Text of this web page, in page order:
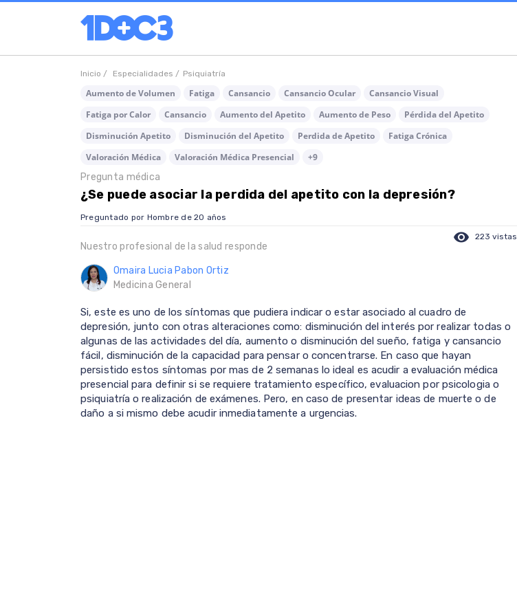
Inicio / Especialidades / Psiquiatría
Aumento de Volumen Fatiga Cansancio Cansancio Ocular
Cansancio Visual
Fatiga por Calor
Cansancio Aumento del Apetito Aumento de Peso
Pérdida del Apetito
Disminución Apetito
Disminución del Apetito Perdida de Apetito
Fatiga Crónica
Valoración Médica
Valoración Médica Presencial
+9
Pregunta médica
¿Se puede asociar la perdida del apetito con la depresión?
Preguntado por Hombre de 20 años
visibility 223 vistas
Nuestro profesional de la salud responde
Omaira Lucia Pabon Ortiz
Medicina General
Si, este es uno de los síntomas que pudiera indicar o estar asociado al cuadro de
depresión, junto con otras alteraciones como: disminución del interés por realizar todas o
algunas de las actividades del día, aumento o disminución del sueño, fatiga y cansancio
fácil, disminución de la capacidad para pensar o concentrarse. En caso que hayan
persistido estos síntomas por mas de 2 semanas lo ideal es acudir a evaluación médica
presencial para definir si se requiere tratamiento específico, evaluacion por psicologia o
psiquiatría o realización de exámenes. Pero, en caso de presentar ideas de muerte o de
daño a si mismo debe acudir inmediatamente a urgencias.